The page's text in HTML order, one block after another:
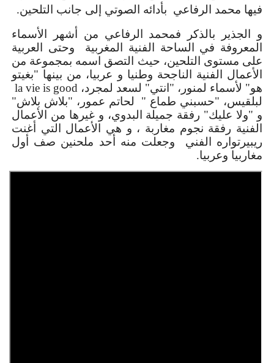
فيها محمد الرفاعي بأدائه الصوتي إلى جانب التلحين.
و الجذير بالذكر فمحمد الرفاعي من أشهر الأسماء
المعروفة في الساحة الفنية المغربية وحتى العربية
على مستوى التلحين، حيث التصق اسمه بمجموعة من
الأعمال الفنية الناجحة وطنيا و عربيا، من بينها "بغيتو
هو" لأسماء لمنور، "انتي" لسعد لمجرد، la vie is good
لبلقيس، "حسبني طماع "
لحاتم عمور، "بلاش بلاش"
و "ولا عليك" رفقة جميلة البدوي، و غيرها من الأعمال
الفنية رفقة نجوم مغاربة ، و هي الأعمال التي أغنت
ريبيرتواره الفني وجعلت منه أحد ملحنين صف أول
مغاربيا وعربيا.